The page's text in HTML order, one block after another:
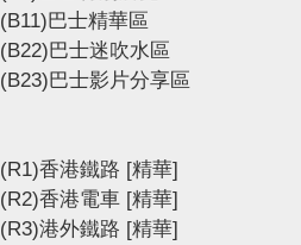
(B11)巴士精華區
(B22)巴士迷吹水區
(B23)巴士影片分享區
(R1)香港鐵路 [精華]
(R2)香港電車 [精華]
(R3)港外鐵路 [精華]